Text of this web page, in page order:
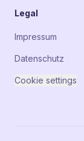
Legal
Impressum
Datenschutz
Cookie settings